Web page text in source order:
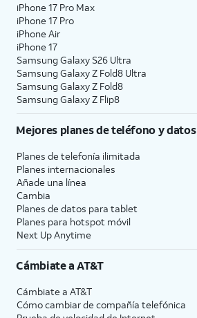
iPhone 17 Pro Max
iPhone 17 Pro
iPhone Air
iPhone 17
Samsung Galaxy S26 Ultra
Samsung Galaxy Z Fold8 Ultra
Samsung Galaxy Z Fold8
Samsung Galaxy Z Flip8
Mejores planes de teléfono y datos
Planes de telefonía ilimitada
Planes internacionales
Añade una línea
Cambia
Planes de datos para tablet
Planes para hotspot móvil
Next Up Anytime
Cámbiate aAT&T
Cámbiate a AT&T
Cómo cambiar de compañía telefónica